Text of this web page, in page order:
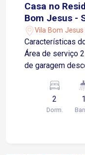
Casa no
Bom Jesus -
Vila Bom
Características do imóvel: Sala
Área de serviço
de garagem descoberta
do Ipatinga Cerca de 10 minutos da Avenida
Vinícius de Moraes A região conta
2
Dorm.
1